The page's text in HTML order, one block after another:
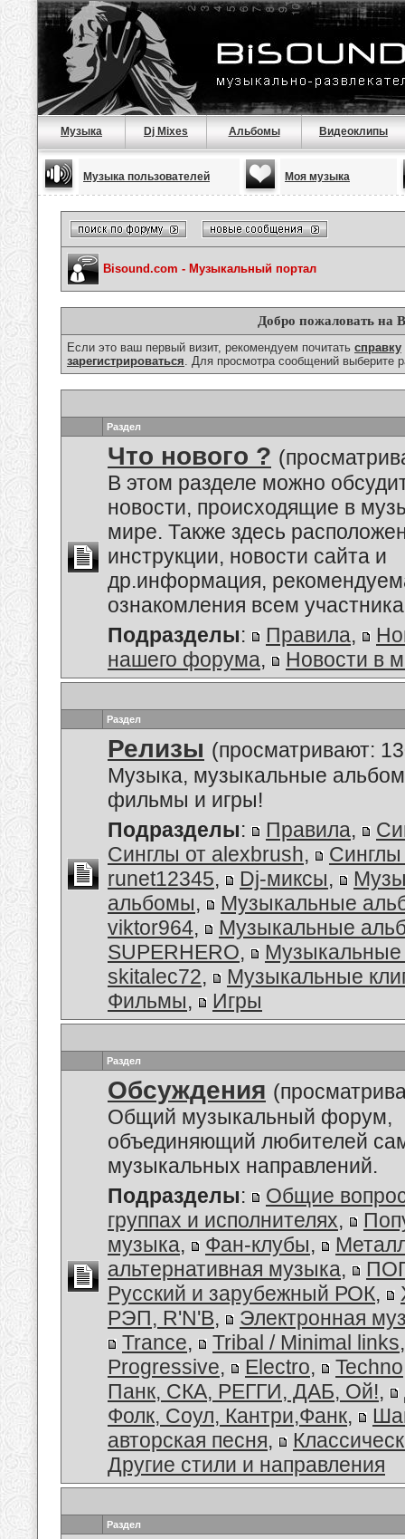
Музыка Dj Mixes Альбомы Видеоклипы
Музыка пользователей Моя музыка
Bisound.com - Музыкальный портал
Добро пожаловать на
Если это ваш первый визит, рекомендуем почитать справку
зарегистрироваться. Для просмотра сообщений выберите
Раздел
Что нового ?
В этом разделе можно
новости, происходящие в
мире. Также здесь
инструкции, новости сайта и
др.информация,
ознакомления всем
Подразделы: Правила,
нашего форума, Новости в
Раздел
Релизы (просматривают:
Музыка, музыкальные
фильмы и игры!
Подразделы: Правила,
Синглы от alexbrush,
Синглы
runet12345, Dj-миксы,
альбомы,
Музыкальные
viktor964,
Музыкальные
SUPERHERO,
skitalec72,
Музыкальные
Фильмы, Игры
Раздел
Обсуждения
Общий музыкальный форум,
объединяющий любителей
музыкальных направлений.
Подразделы:
Общие
группах и исполнителях,
музыка, Фан-клубы,
альтернативная музыка,
Русский и зарубежный РОК,
РЭП, R'N'B,
Электронная
Trance, Tribal / Minimal links
Progressive, Electro, Techno
Панк, СКА, РЕГГИ, ДАБ, Ой!,
Фолк, Соул, Кантри,Фанк,
авторская песня,
Другие стили и направления
Раздел